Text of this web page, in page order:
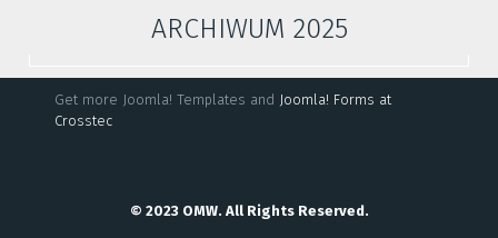
ARCHIWUM 2025
Get more Joomla! Templates and Joomla! Forms at
Crosstec
© 2023 OMW. All Rights Reserved.